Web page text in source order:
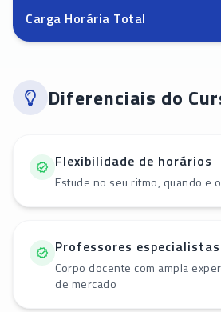
Carga Horária Total
Diferenciais do
Flexibilidade de horários
Estude no seu ritmo, quando e
Professores especialistas
Corpo docente com ampla
de mercado